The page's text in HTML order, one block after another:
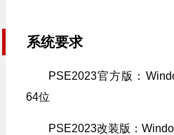
系统要求
PSE2023官方版：
64位
PSE2023改装版：